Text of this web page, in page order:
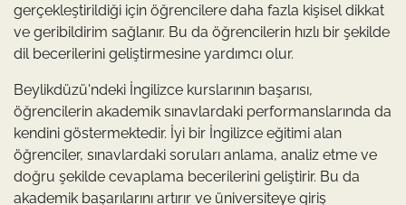
gerçekleştirildiği için öğrencilere daha fazla kişisel dikkat
ve geribildirim sağlanır. Bu da öğrencilerin hızlı bir şekilde
dil becerilerini geliştirmesine yardımcı olur.
Beylikdüzü'ndeki İngilizce kurslarının başarısı,
öğrencilerin akademik sınavlardaki performanslarında da
kendini göstermektedir. İyi bir İngilizce eğitimi alan
öğrenciler, sınavlardaki soruları anlama, analiz etme ve
doğru şekilde cevaplama becerilerini geliştirir. Bu da
akademik başarılarını artırır ve üniversiteye giriş